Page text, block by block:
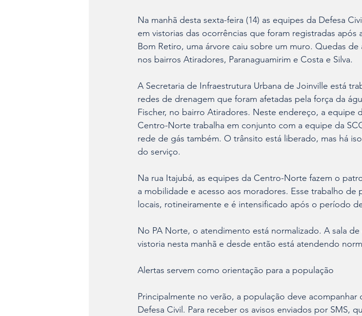
Na manhã desta sexta-feira (14) as equipes da Defesa
em vistorias das ocorrências que foram registradas após
Bom Retiro, uma árvore caiu sobre um muro. Quedas
nos bairros Atiradores, Paranaguamirim e Costa e Silva.
A Secretaria de Infraestrutura Urbana de Joinville está
redes de drenagem que foram afetadas pela força da
Fischer, no bairro Atiradores. Neste endereço, a equipe
Centro-Norte trabalha em conjunto com a equipe da
rede de gás também. O trânsito está liberado, mas há
do serviço.
Na rua Itajubá, as equipes da Centro-Norte fazem o
a mobilidade e acesso aos moradores. Esse trabalho
locais, rotineiramente e é intensificado após o período
No PA Norte, o atendimento está normalizado. A sala
vistoria nesta manhã e desde então está atendendo
Alertas servem como orientação para a população
Principalmente no verão, a população deve
Defesa Civil. Para receber os avisos enviados por SMS,